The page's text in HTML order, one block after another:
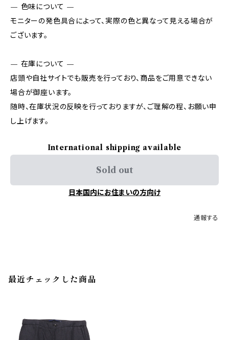
— 色味について —
モニターの発色具合によって、実際の色と異なって見える場合が
ございます。
— 在庫について —
店頭や自社サイトでも販売を行っており、商品をご用意できない
場合が御座います。
随時、在庫状況の反映を行っておりますが、ご理解の程、お願い申
し上げます。
International shipping available
Sold out
日本国内にお住まいの方向け
通報する
最近チェックした商品